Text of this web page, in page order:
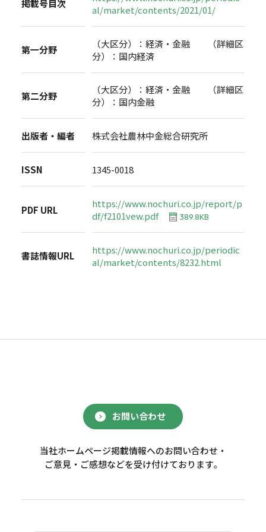
掲載号目次
al/market/contents/2021/01/
第一分野
（大区分）：経済・金融 （詳細区
分）：国内経済
第二分野
（大区分）：経済・金融 （詳細区
分）：国内金融
出版者・編者 株式会社農林中金総合研究所
ISSN 1345-0018
PDF URL
https://www.nochuri.co.jp/report/p
df/f2101vew.pdf
389.8KB
書誌情報URL
https://www.nochuri.co.jp/periodic
al/market/contents/8232.html
お問い合わせ
当社ホームページ掲載情報へのお問い合わせ・
ご意見・ご感想などを受け付けております。